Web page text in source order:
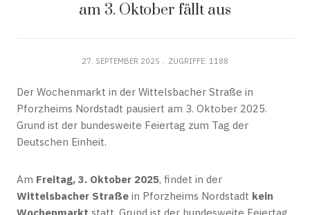
am 3. Oktober fällt aus
27. SEPTEMBER 2025 ZUGRIFFE: 1188
Der Wochenmarkt in der Wittelsbacher Straße in
Pforzheims Nordstadt pausiert am 3. Oktober 2025.
Grund ist der bundesweite Feiertag zum Tag der
Deutschen Einheit.
Am Freitag, 3. Oktober 2025, findet in der
Wittelsbacher Straße in Pforzheims Nordstadt kein